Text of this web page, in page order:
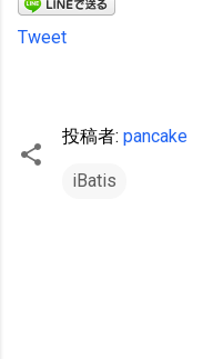
Tweet
投稿者: pancake
iBatis